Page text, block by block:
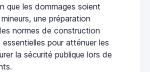
que les dommages soient
une préparation
normes de construction
pour atténuer les
la sécurité publique lors de